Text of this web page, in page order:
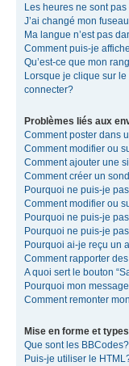
Les heures ne sont
J’ai changé mon
Ma langue n’est pas
Comment puis-je
Qu’est-ce que mon
Lorsque je clique sur le
connecter?
Problèmes liés aux
Comment poster dans
Comment modifier ou
Comment ajouter une
Comment créer un
Pourquoi ne puis-je
Comment modifier ou
Pourquoi ne puis-je
Pourquoi ne puis-je
Pourquoi ai-je reçu un
Comment rapporter
A quoi sert le bouton
Pourquoi mon
Comment remonter
Mise en forme et
Que sont les BBCodes?
Puis-je utiliser le